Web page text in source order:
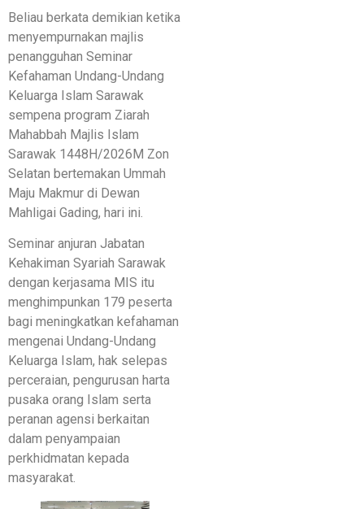
Beliau berkata demikian ketika
menyempurnakan majlis
penangguhan Seminar
Kefahaman Undang-Undang
Keluarga Islam Sarawak
sempena program Ziarah
Mahabbah Majlis Islam
Sarawak 1448H/2026M Zon
Selatan bertemakan Ummah
Maju Makmur di Dewan
Mahligai Gading, hari ini.
Seminar anjuran Jabatan
Kehakiman Syariah Sarawak
dengan kerjasama MIS itu
menghimpunkan 179 peserta
bagi meningkatkan kefahaman
mengenai Undang-Undang
Keluarga Islam, hak selepas
perceraian, pengurusan harta
pusaka orang Islam serta
peranan agensi berkaitan
dalam penyampaian
perkhidmatan kepada
masyarakat.